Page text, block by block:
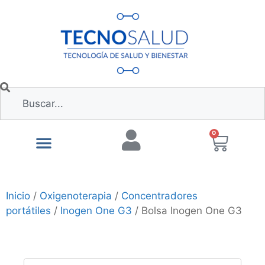
0
Inicio / Oxigenoterapia / Concentradores
portátiles / Inogen One G3 / Bolsa Inogen One G3